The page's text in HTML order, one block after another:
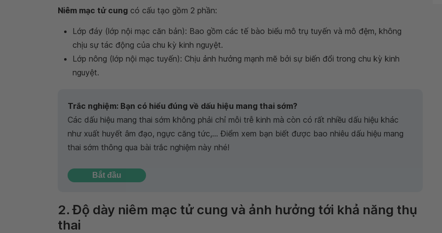
Niêm mạc tử cung có cấu tạo gồm 2 phần:
Lớp đáy (lớp nội mạc căn bản): Bao gồm các tế bào biểu mô trụ tuyến và mô đệm, không
chịu sự tác động của chu kỳ kinh nguyệt.
Lớp nông (lớp nội mạc tuyến): Chịu ảnh hưởng mạnh mẽ bởi sự biến đổi trong chu kỳ kinh
nguyệt.
Trắc nghiệm: Bạn có hiểu đúng về dấu hiệu mang thai sớm?
Các dấu hiệu mang thai sớm không phải chỉ mỗi trễ kinh mà còn có rất nhiều dấu hiệu khác
như xuất huyết âm đạo, ngực căng tức,… Điểm xem bạn biết được bao nhiêu dấu hiệu mang
thai sớm thông qua bài trắc nghiệm này nhé!
Bắt đầu
2. Độ dày niêm mạc tử cung và ảnh hưởng tới khả năng thụ
thai